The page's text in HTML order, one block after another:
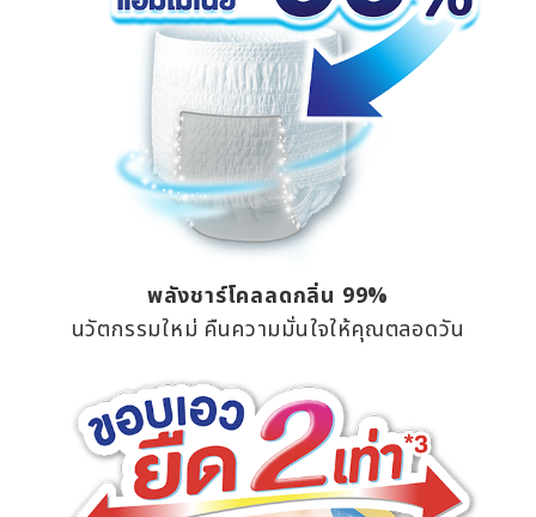
พลังชาร์โคลลดกลิ่น 99%
นวัตกรรมใหม่ คืนความมั่นใจให้คุณตลอดวัน